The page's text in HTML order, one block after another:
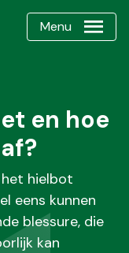
Menu
en hoe
hielbot
eens kunnen
blessure, die
kan